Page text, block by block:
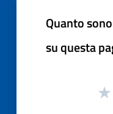
Quanto
su questa